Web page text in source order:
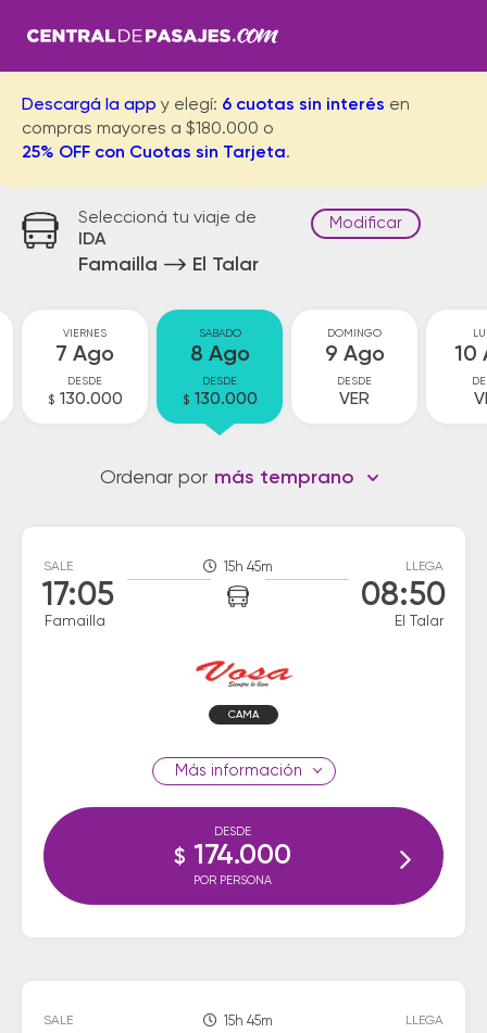
Descargá la app y elegí: 6 cuotas sin interés en
compras mayores a $180.000 o
25% OFF con Cuotas sin Tarjeta.
Seleccioná tu viaje de
IDA
Famailla El Talar
Modificar
VIERNES
7 Ago
DESDE
$ 130.000
SABADO
8 Ago
DESDE
$ 130.000
DOMINGO
9 Ago
DESDE
VER
10
Ordenar por más temprano
SALE
17:05
Famailla
15h 45m LLEGA
08:50
El Talar
CAMA
información
DESDE
$ 174.000
POR PERSONA
SALE 15h 45m LLEGA